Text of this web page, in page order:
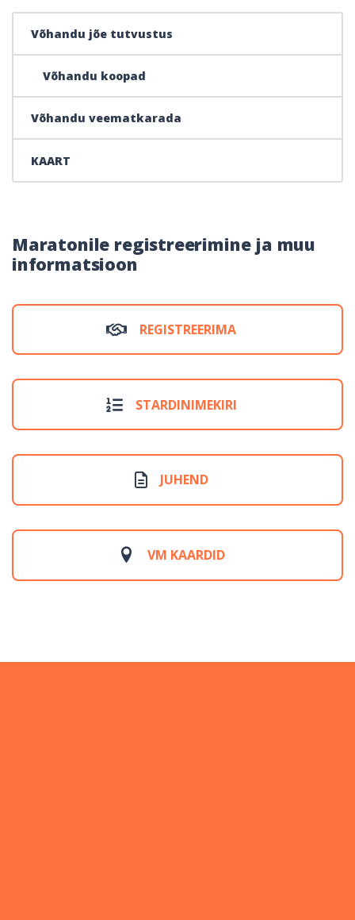
Võhandu jõe tutvustus
Võhandu koopad
Võhandu veematkarada
KAART
Maratonile registreerimine ja muu
informatsioon
REGISTREERIMA
STARDINIMEKIRI
JUHEND
VM KAARDID